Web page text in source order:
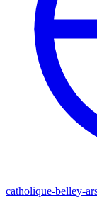
catholique-belley-